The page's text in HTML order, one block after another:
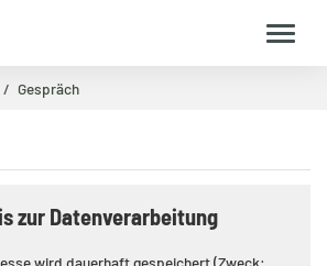
Gespräch
zur Datenverarbeitung
wird dauerhaft gespeichert (Zweck: